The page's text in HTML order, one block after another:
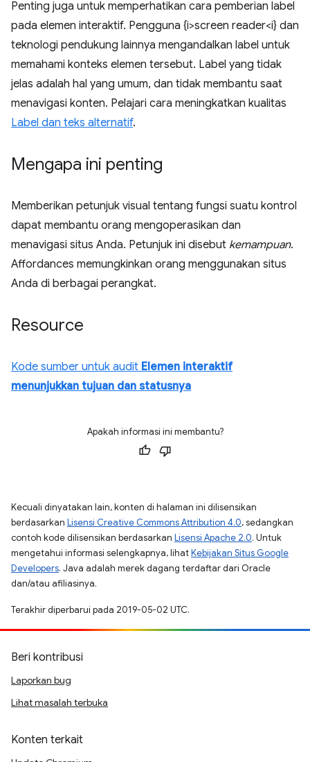
Penting juga untuk memperhatikan cara pemberian label
pada elemen interaktif. Pengguna {i>screen reader<i} dan
teknologi pendukung lainnya mengandalkan label untuk
memahami konteks elemen tersebut. Label yang tidak
jelas adalah hal yang umum, dan tidak membantu saat
menavigasi konten. Pelajari cara meningkatkan kualitas
Label dan teks alternatif.
Mengapa ini penting
Memberikan petunjuk visual tentang fungsi suatu kontrol
dapat membantu orang mengoperasikan dan
menavigasi situs Anda. Petunjuk ini disebut kemampuan.
Affordances memungkinkan orang menggunakan situs
Anda di berbagai perangkat.
Resource
Kode sumber untuk audit Elemen interaktif
menunjukkan tujuan dan statusnya
Apakah informasi ini membantu?
Kecuali dinyatakan lain, konten di halaman ini dilisensikan
berdasarkan Lisensi Creative Commons Attribution 4.0, sedangkan
contoh kode dilisensikan berdasarkan Lisensi Apache 2.0. Untuk
mengetahui informasi selengkapnya, lihatKebijakan Situs Google
Developers. Java adalah merek dagang terdaftar dari Oracle
dan/atau afiliasinya.
Terakhir diperbarui pada 2019-05-02 UTC.
Beri kontribusi
Laporkan bug
Lihat masalah terbuka
Konten terkait